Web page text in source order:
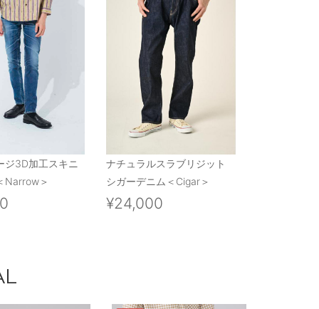
ジ3D加工スキニ
Narrow＞
ナチュラルスラブリジット
シガーデニム＜Cigar＞
¥24,000